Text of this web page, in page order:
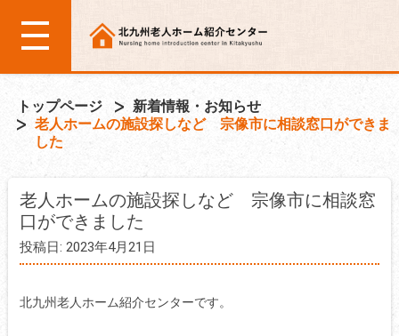
トップページ
新着情報・お知らせ
老人ホームの施設探しなど 宗像市に相談窓口ができま
した
老人ホームの施設探しなど 宗像市に相談窓
口ができました
投稿日: 2023年4月21日
北九州老人ホーム紹介センターです。